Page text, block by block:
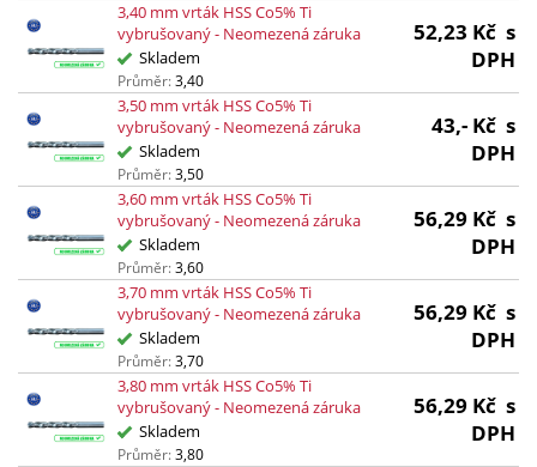
3,40 mm vrták HSS Co5% Ti
vybrušovaný - Neomezená záruka
Skladem
Průměr:3,40
52,23 Kč s
DPH
3,50 mm vrták HSS Co5% Ti
vybrušovaný - Neomezená záruka
Skladem
Průměr:3,50
43,- Kč s
DPH
3,60 mm vrták HSS Co5% Ti
vybrušovaný - Neomezená záruka
Skladem
Průměr:3,60
56,29 Kč s
DPH
3,70 mm vrták HSS Co5% Ti
vybrušovaný - Neomezená záruka
Skladem
Průměr:3,70
56,29 Kč s
DPH
3,80 mm vrták HSS Co5% Ti
vybrušovaný - Neomezená záruka
Skladem
Průměr:3,80
56,29 Kč s
DPH